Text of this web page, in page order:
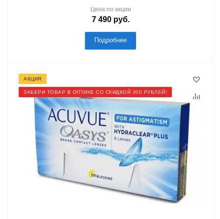
Цена по акции
7 490руб.
Подробнее
АКЦИЯ
ЗАБЕРИ ТОВАР В ОПТИКЕ СО СКИДКОЙ 300 РУБЛЕЙ!